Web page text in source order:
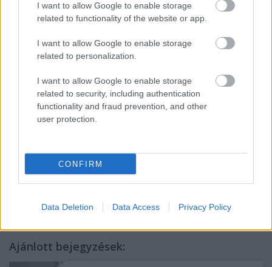
I want to allow Google to enable storage
related to functionality of the website or app.
I want to allow Google to enable storage
related to personalization.
I want to allow Google to enable storage
related to security, including authentication
functionality and fraud prevention, and other
user protection.
CONFIRM
Data Deletion Data Access Privacy Policy
Mindenképp elgondolkodtató, hogy mennyi mindent
természetesnek tekintünk, ami másnak hatalmas
dolog. Értékeljük jobban azt, ami nekünk megadatik
és segítsünk másoknak, ahogy tudunk.
infó és képek
Címkék:betegség wc gondolatébresztő védekezés
Ajánlott bejegyzések: